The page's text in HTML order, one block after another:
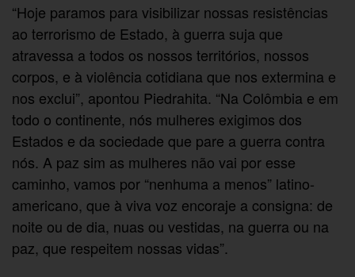
“Hoje paramos para visibilizar nossas resistências
ao terrorismo de Estado, à guerra suja que
atravessa a todos os nossos territórios, nossos
corpos, e à violência cotidiana que nos extermina e
nos exclui”, apontou Piedrahita. “Na Colômbia e em
todo o continente, nós mulheres exigimos dos
Estados e da sociedade que pare a guerra contra
nós. A paz sim as mulheres não vai por esse
caminho, vamos por “nenhuma a menos” latino-
americano, que à viva voz encoraje a consigna: de
noite ou de dia, nuas ou vestidas, na guerra ou na
paz, que respeitem nossas vidas”.